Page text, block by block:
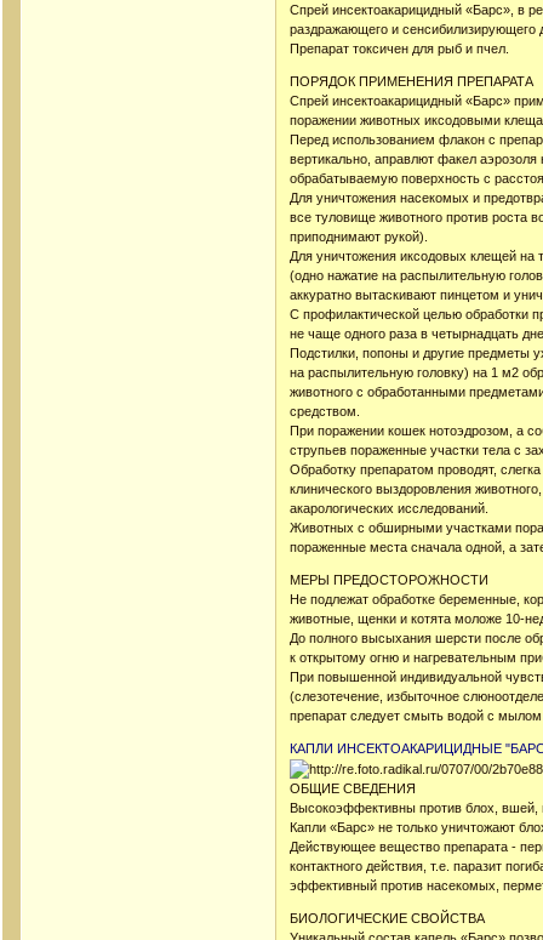
Спрей инсектоакарицидный «Барс», в
раздражающего и сенсибилизирующего
Препарат токсичен для рыб и пчел.
ПОРЯДОК ПРИМЕНЕНИЯ ПРЕПАРАТА
Спрей инсектоакарицидный «Барс»
поражении животных иксодовыми
Перед использованием флакон с
вертикально, аправлют факел аэрозоля
обрабатываемую поверхность с
Для уничтожения насекомых и
все туловище животного против роста
приподнимают рукой).
Для уничтожения иксодовых клещей на
(одно нажатие на распылительную
аккуратно вытаскивают пинцетом и
С профилактической целью обработки
не чаще одного раза в четырнадцать
Подстилки, попоны и другие предметы
на распылительную головку) на 1 м2
животного с обработанными
средством.
При поражении кошек нотоэдрозом, а
струпьев пораженные участки тела с
Обработку препаратом проводят,
клинического выздоровления
акарологических исследований.
Животных с обширными участками
пораженные места сначала одной, а
МЕРЫ ПРЕДОСТОРОЖНОСТИ
Не подлежат обработке беременные,
животные, щенки и котята моложе 10-
До полного высыхания шерсти после
к открытому огню и нагревательным
При повышенной индивидуальной
(слезотечение, избыточное
препарат следует смыть водой с
КАПЛИ ИНСЕКТОАКАРИЦИДНЫЕ
ОБЩИЕ СВЕДЕНИЯ
Высокоэффективны против блох, вшей,
Капли «Барс» не только уничтожают
Действующее вещество препарата -
контактного действия, т.е. паразит
эффективный против насекомых,
БИОЛОГИЧЕСКИЕ СВОЙСТВА